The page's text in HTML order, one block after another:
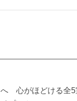
心がほどける全5